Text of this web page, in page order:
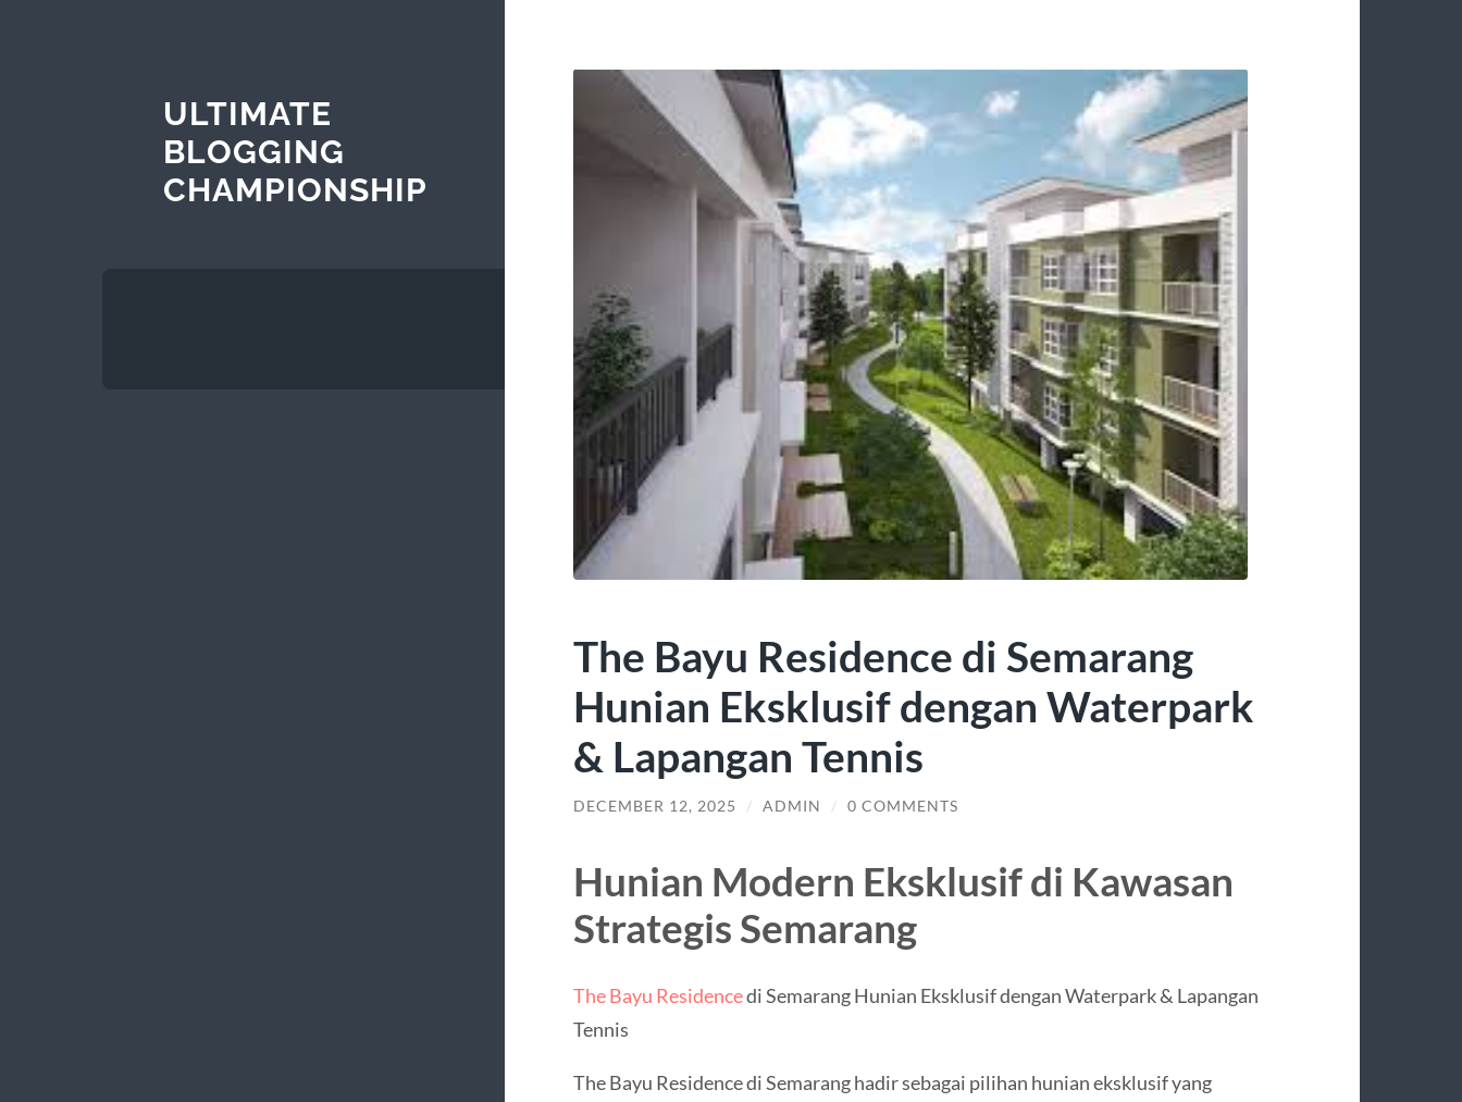
ULTIMATE
BLOGGING
CHAMPIONSHIP
The Bayu Residence di Semarang
Hunian Eksklusif dengan Waterpark
& Lapangan Tennis
DECEMBER 12, 2025 / ADMIN / 0 COMMENTS
Hunian Modern Eksklusif di Kawasan
Strategis Semarang
The Bayu Residencedi Semarang Hunian Eksklusif dengan Waterpark & Lapangan
Tennis
The Bayu Residence di Semarang hadir sebagai pilihan hunian eksklusif yang